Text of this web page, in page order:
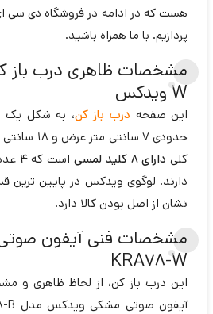
هست که در ادامه در فروشگاه دی سی
پردازیم. با ما همراه باشید.
W ویدکس
این صفحه درب باز کن، به شکل یک
حدودی 7
کلی دارای 8 کلید لمسی
دارند. لوگوی ویدکس در پایین ترین
نشان از اصل بودن کالا دارد.
مشخصات فنی آیفون
KRA78-W
این درب باز کن، از لحاظ ظاهری و